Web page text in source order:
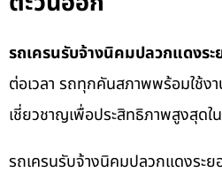
รถเครนรับจ้างนิคมปลวกแดงระ
ต่อเวลา รถทุกคันสภาพพร้อมใช้ง
เชี่ยวชาญเพื่อประสิทธิภาพสูงสุดใ
รถเครนรับจ้างนิคมปลวกแดงระย